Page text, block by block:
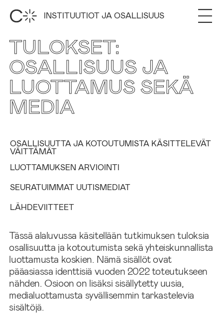
INSTITUUTIOT JA OSALLISUUS
TULOKSET:
OSALLISUUS JA
LUOTTAMUS SEKÄ
MEDIA
OSALLISUUTTA JA KOTOUTUMISTA KÄSITTELEVÄT
VÄITTÄMÄT
LUOTTAMUKSEN ARVIOINTI
SEURATUIMMAT UUTISMEDIAT
LÄHDEVIITTEET
Tässä alaluvussa käsitellään tutkimuksen tuloksia
osallisuutta ja kotoutumista sekä yhteiskunnallista
luottamusta koskien. Nämä sisällöt ovat
pääasiassa identtisiä vuoden 2022 toteutukseen
nähden. Osioon on lisäksi sisällytetty uusia,
medialuottamusta syvällisemmin tarkastelevia
sisältöjä.